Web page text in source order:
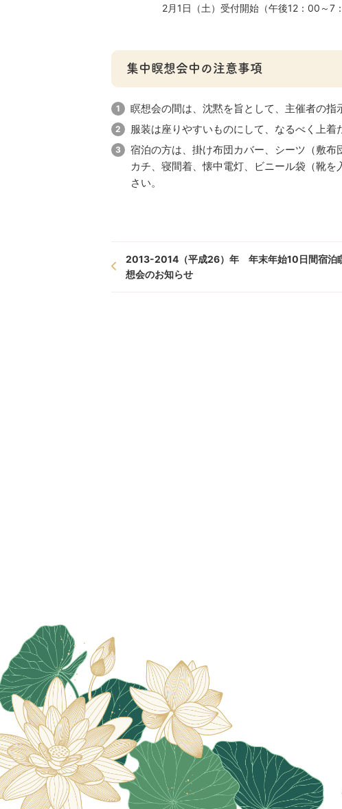
2月1日（土）受付開始（午後12：00～7
集中瞑想会中の注意事項
瞑想会の間は、沈黙を旨として、主催者の指
服装は座りやすいものにして、なるべく上着
宿泊の方は、掛け布団カバー、シーツ（敷
カチ、寝間着、懐中電灯、ビニール袋（靴
さい。
2013-2014（平成26）年 年末年始10日間宿泊
想会のお知らせ